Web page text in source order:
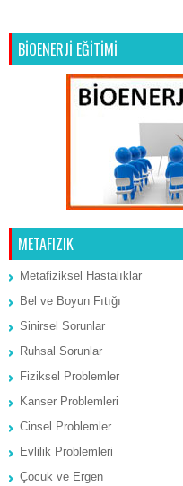
BİOENERJİ EĞİTİMİ
METAFIZIK
Metafiziksel Hastalıklar
Bel ve Boyun Fıtığı
Sinirsel Sorunlar
Ruhsal Sorunlar
Fiziksel Problemler
Kanser Problemleri
Cinsel Problemler
Evlilik Problemleri
Çocuk ve Ergen